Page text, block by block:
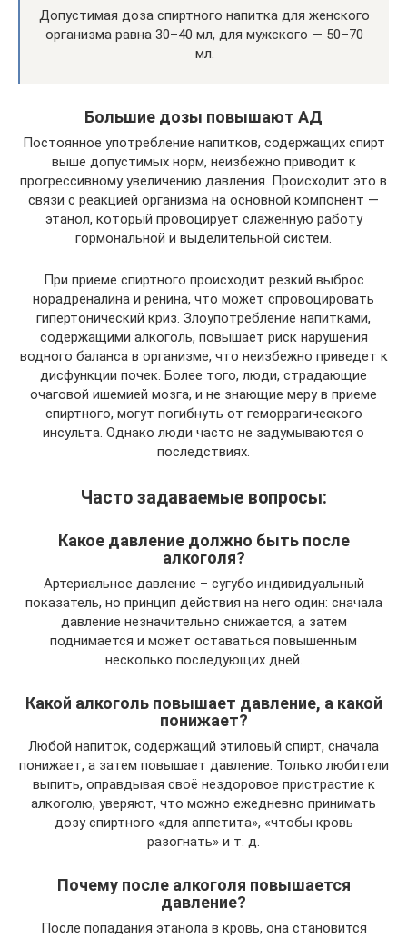
Допустимая доза спиртного напитка для женского
организма равна 30–40 мл, для мужского — 50–70
мл.
Большие дозы повышают АД
Постоянное употребление напитков, содержащих спирт
выше допустимых норм, неизбежно приводит к
прогрессивному увеличению давления. Происходит это в
связи с реакцией организма на основной компонент —
этанол, который провоцирует слаженную работу
гормональной и выделительной систем.
При приеме спиртного происходит резкий выброс
норадреналина и ренина, что может спровоцировать
гипертонический криз. Злоупотребление напитками,
содержащими алкоголь, повышает риск нарушения
водного баланса в организме, что неизбежно приведет к
дисфункции почек. Более того, люди, страдающие
очаговой ишемией мозга, и не знающие меру в приеме
спиртного, могут погибнуть от геморрагического
инсульта. Однако люди часто не задумываются о
последствиях.
Часто задаваемые вопросы:
Какое давление должно быть после
алкоголя?
Артериальное давление – сугубо индивидуальный
показатель, но принцип действия на него один: сначала
давление незначительно снижается, а затем
поднимается и может оставаться повышенным
несколько последующих дней.
Какой алкоголь повышает давление, а какой
понижает?
Любой напиток, содержащий этиловый спирт, сначала
понижает, а затем повышает давление. Только любители
выпить, оправдывая своё нездоровое пристрастие к
алкоголю, уверяют, что можно ежедневно принимать
дозу спиртного «для аппетита», «чтобы кровь
разогнать» и т. д.
Почему после алкоголя повышается
давление?
После попадания этанола в кровь, она становится